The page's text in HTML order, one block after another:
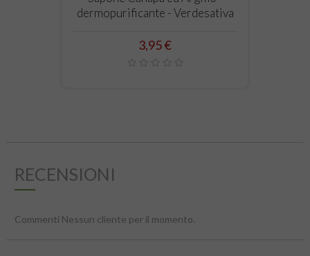
dermopurificante - Verdesativa
Prezzo
3,95 €
RECENSIONI
Commenti Nessun cliente per il momento.